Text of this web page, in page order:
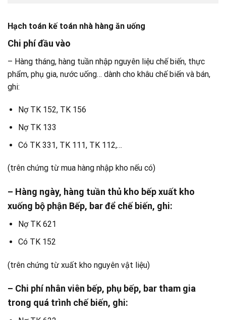
Hạch toán kế toán nhà hàng ăn uống
Chi phí đầu vào
– Hàng tháng, hàng tuần nhập nguyên liệu chế biến, thực
phẩm, phụ gia, nước uống… dành cho khâu chế biến và bán,
ghi:
Nợ TK 152, TK 156
Nợ TK 133
Có TK 331, TK 111, TK 112,…
(trên chứng từ mua hàng nhập kho nếu có)​
– Hàng ngày, hàng tuần thủ kho bếp xuất kho
xuống bộ phận Bếp, bar để chế biến, ghi:
Nợ TK 621
Có TK 152
(trên chứng từ xuất kho nguyên vật liệu)​
– Chi phí nhân viên bếp, phụ bếp, bar tham gia
trong quá trình chế biến, ghi: